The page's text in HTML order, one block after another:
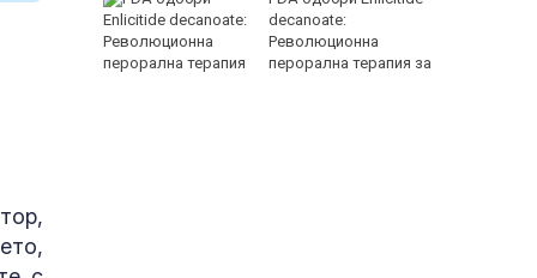
decanoate:
Революционна
перорална терапия за